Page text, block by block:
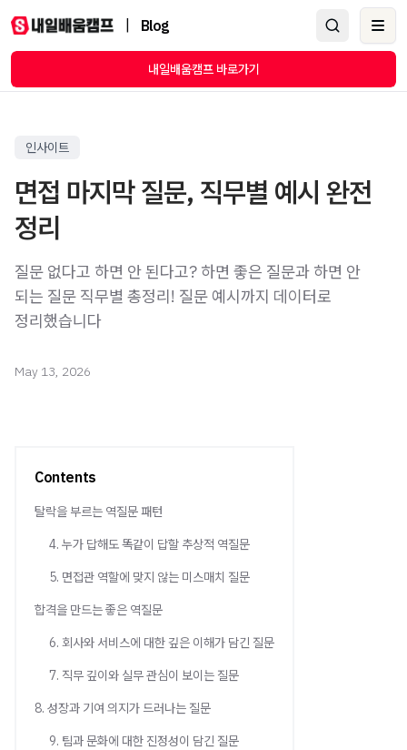
Blog
내일배움캠프 바로가기
인사이트
면접 마지막 질문, 직무별 예시 완전
정리
질문 없다고 하면 안 된다고? 하면 좋은 질문과 하면 안
되는 질문 직무별 총정리! 질문 예시까지 데이터로
정리했습니다
May 13, 2026
Contents
탈락을 부르는 역질문 패턴
4. 누가 답해도 똑같이 답할 추상적 역질문
5. 면접관 역할에 맞지 않는 미스매치 질문
합격을 만드는 좋은 역질문
6. 회사와 서비스에 대한 깊은 이해가 담긴 질문
7. 직무 깊이와 실무 관심이 보이는 질문
8. 성장과 기여 의지가 드러나는 질문
9. 팀과 문화에 대한 진정성이 담긴 질문